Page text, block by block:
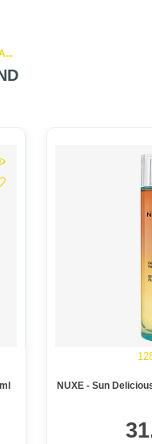
NUXE - Sun